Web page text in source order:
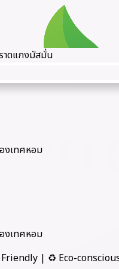
าดแกงมัสมั่น
งเทศหอม
งเทศหอม
| ♻️ Eco-